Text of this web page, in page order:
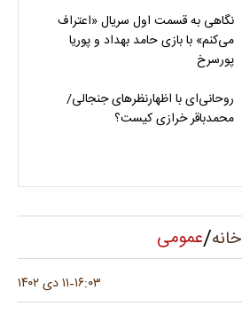
نگاهی به قسمت اول سریال «اعتراف
می‌کنم» با بازی حامد بهداد و پوریا
پورسرخ
روحانی‌ای با اظهارنظرهای جنجالی/
محمدباقر خرازی کیست؟
خانه/عمومی
۱۶:۰۳-۱۱ دی ۱۴۰۲